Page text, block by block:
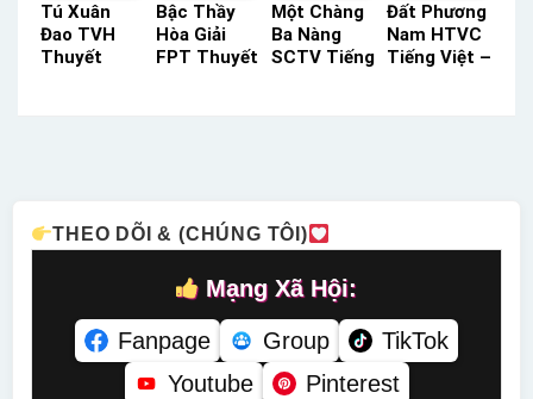
Tú Xuân
Đao TVH
Thuyết
Bậc Thầy
Hòa Giải
FPT Thuyết
Một Chàng
Ba Nàng
SCTV Tiếng
Đất Phương
Nam HTVC
Tiếng Việt –
THEO DÕI & (CHÚNG TÔI)
Mạng Xã Hội:
Fanpage
Group
TikTok
Youtube
Pinterest